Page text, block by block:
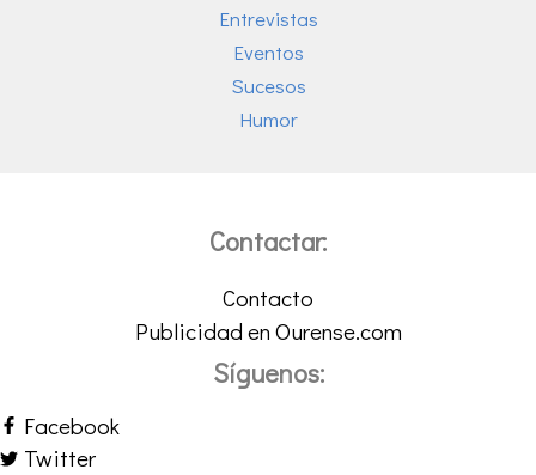
Entrevistas
Eventos
Sucesos
Humor
Contactar:
Contacto
Publicidad en Ourense.com
Síguenos:
Facebook
Twitter